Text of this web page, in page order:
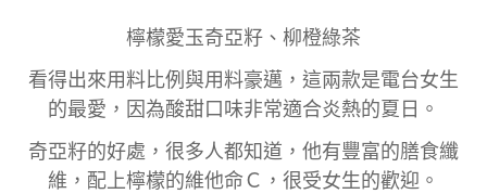
檸檬愛玉奇亞籽、柳橙綠茶
看得出來用料比例與用料豪邁，這兩款是電台女生
的最愛，因為酸甜口味非常適合炎熱的夏日。
奇亞籽的好處，很多人都知道，他有豐富的膳食纖
維，配上檸檬的維他命Ｃ，很受女生的歡迎。